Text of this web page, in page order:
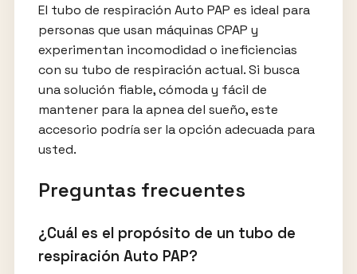
El tubo de respiración Auto PAP es ideal para
personas que usan máquinas CPAP y
experimentan incomodidad o ineficiencias
con su tubo de respiración actual. Si busca
una solución fiable, cómoda y fácil de
mantener para la apnea del sueño, este
accesorio podría ser la opción adecuada para
usted.
Preguntas frecuentes
¿Cuál es el propósito de un tubo de
respiración Auto PAP?